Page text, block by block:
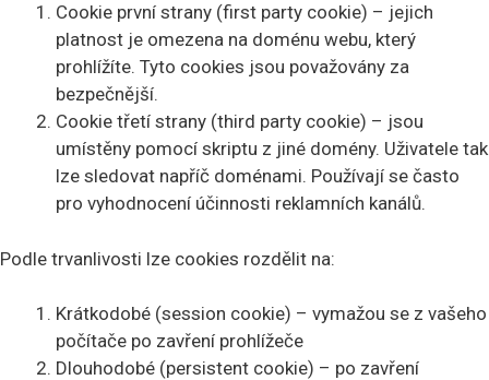
Cookie první strany (first party cookie) – jejich
platnost je omezena na doménu webu, který
prohlížíte. Tyto cookies jsou považovány za
bezpečnější.
Cookie třetí strany (third party cookie) – jsou
umístěny pomocí skriptu z jiné domény. Uživatele tak
lze sledovat napříč doménami. Používají se často
pro vyhodnocení účinnosti reklamních kanálů.
Podle trvanlivosti lze cookies rozdělit na:
Krátkodobé (session cookie) – vymažou se z vašeho
počítače po zavření prohlížeče
Dlouhodobé (persistent cookie) – po zavření